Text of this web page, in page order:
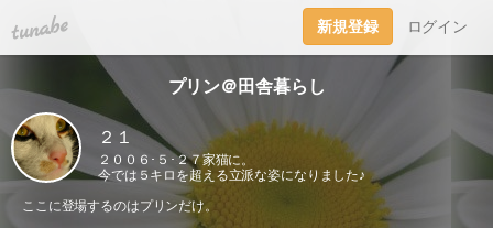
tuna.be 新規登録 ログイン
プリン＠田舎暮らし
２１
２００６･５･２７家猫に。
今では５キロを超える立派な姿になりました♪
ここに登場するのはプリンだけ。